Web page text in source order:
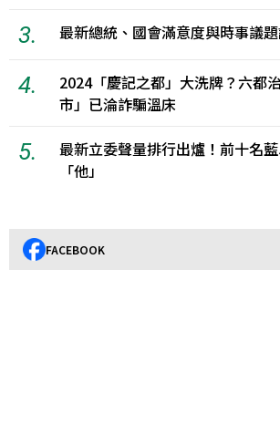
3. 最新總統、國會滿意度與時事議
4.
2024「慶記之都」大洗牌？六都
市」已淪詐騙溫床
5.
最新立委聲量排行出爐！前十名
「他」
FACEBOOK